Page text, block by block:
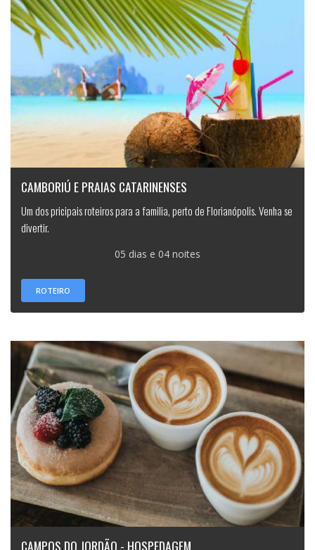
CAMBORIÚ E PRAIAS CATARINENSES
Um dos pricipais roteiros para a familia, perto de Florianópolis. Venha se
divertir.
05 dias e 04 noites
ROTEIRO
CAMPOS DO JORDÃO - HOSPEDAGEM